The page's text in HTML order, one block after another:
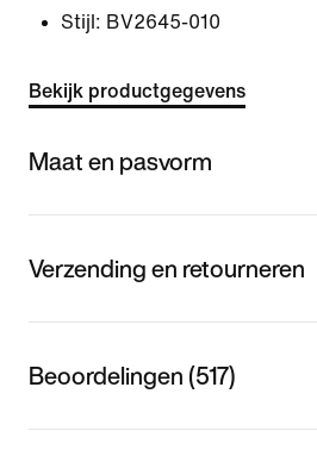
Stijl: BV2645-010
Bekijk productgegevens
Maat en pasvorm
Verzending en retourneren
Beoordelingen (517)